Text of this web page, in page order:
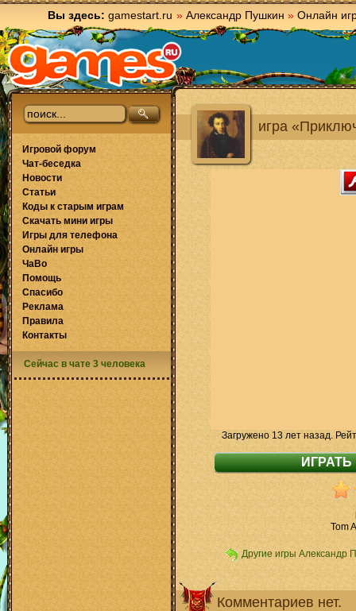
Вы здесь: gamestart.ru » Александр Пушкин » Онлайн
игра
Загружено 13 лет назад.
Tom
Другие игры Александр
Комментариев нет.
Игровой форум
Чат-беседка
Новости
Статьи
Коды к старым играм
Скачать мини игры
Игры для телефона
Онлайн игры
ЧаВо
Помощь
Спасибо
Реклама
Правила
Контакты
Сейчас в чате 3 человека